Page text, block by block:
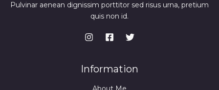
Pulvinar aenean dignissim porttitor sed risus urna, pretium
quis non id.
Information